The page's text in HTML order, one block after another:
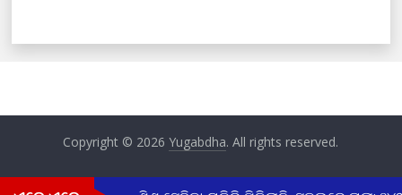
Copyright © 2026Yugabdha. All rights reserved.